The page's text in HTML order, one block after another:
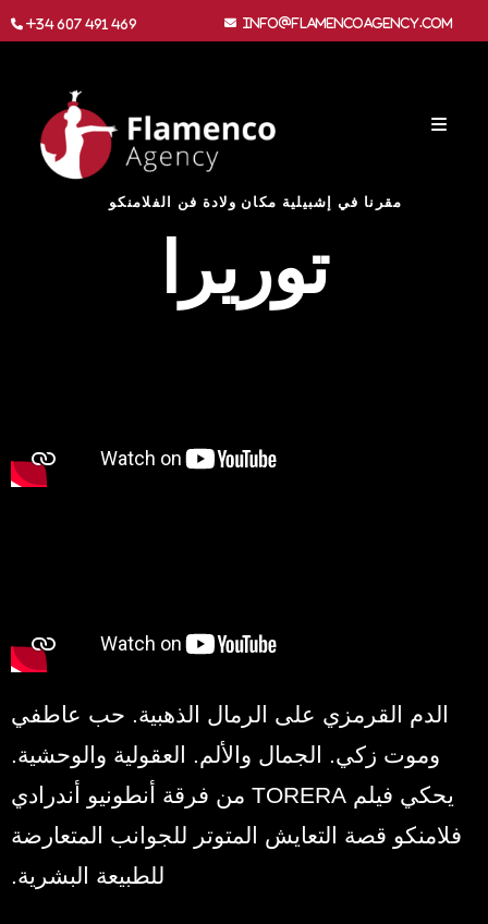
+34 607 491 469 info@flamencoagency.com
مقرنا في إشبيلية مكان ولادة فن الفلامنكو
توريرا
الدم القرمزي على الرمال الذهبية. حب عاطفي
وموت زكي. الجمال والألم. العقولية والوحشية.
يحكي فيلم TORERA من فرقة أنطونيو أندرادي
فلامنكو قصة التعايش المتوتر للجوانب المتعارضة
للطبيعة البشرية.